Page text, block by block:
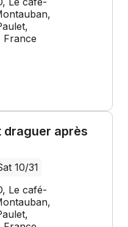
France
draguer après
10/31
Le café-